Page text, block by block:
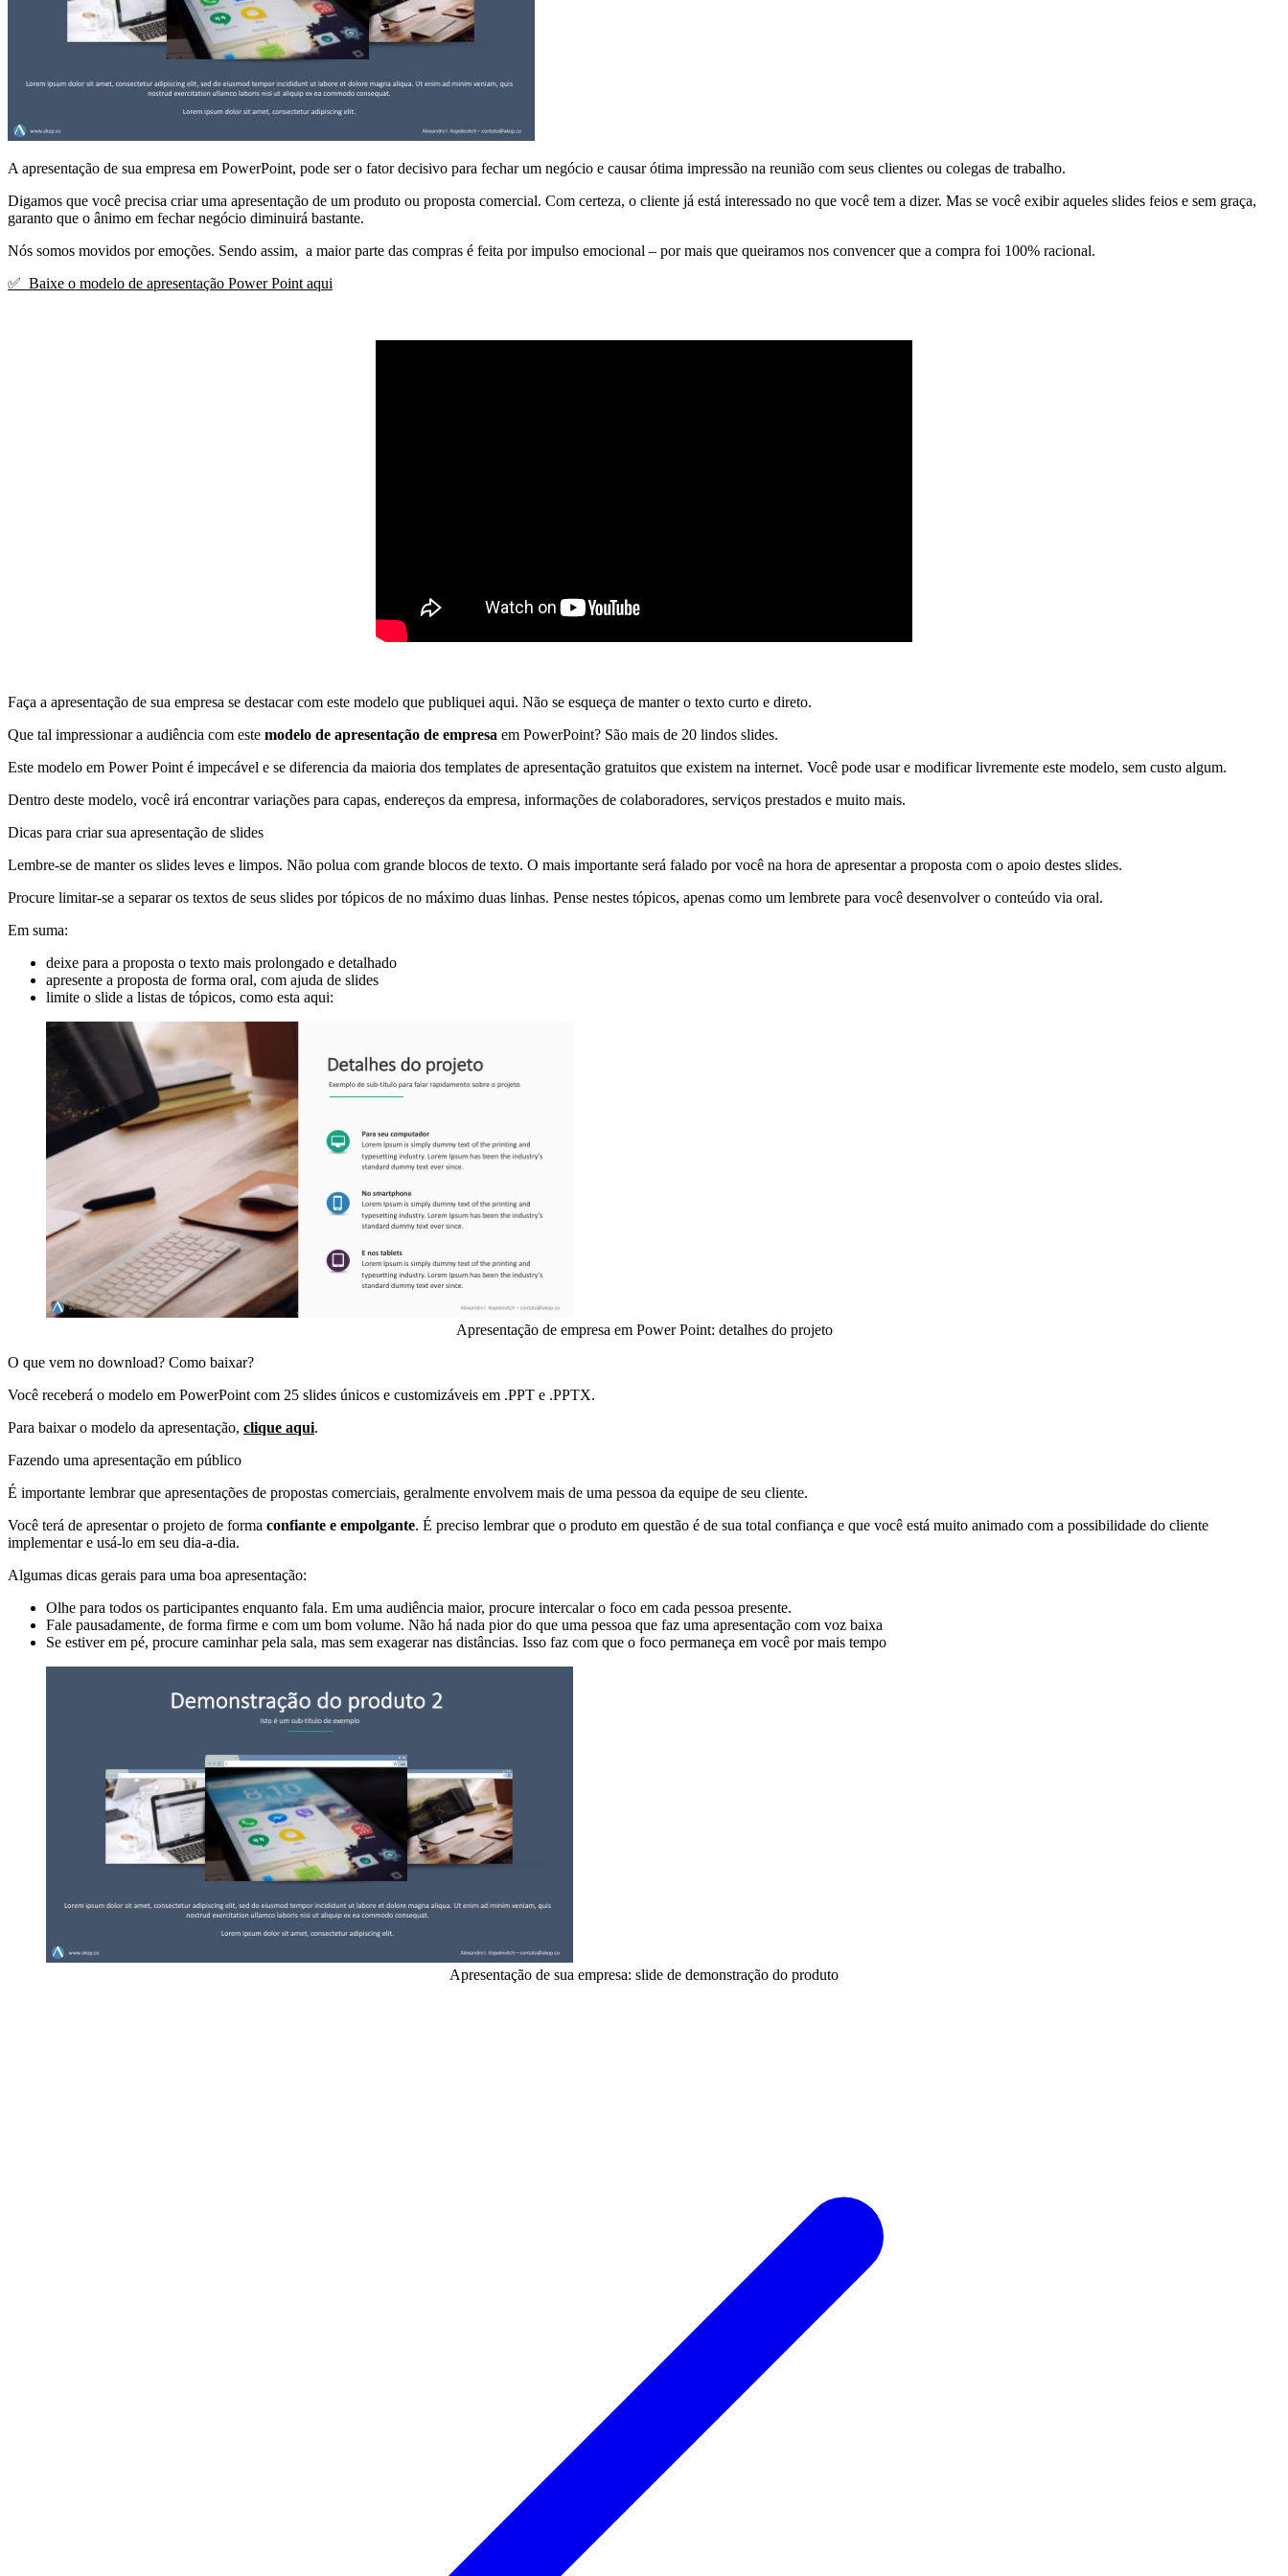
A apresentação de sua empresa em PowerPoint, pode ser o fator decisivo para fechar um negócio e causar ótima impressão na reunião com seus clientes ou colegas de trabalho.
Digamos que você precisa criar uma apresentação de um produto ou proposta comercial. Com certeza, o cliente já está interessado no que você tem a dizer. Mas se você exibir aqueles slides feios e sem graça,
garanto que o ânimo em fechar negócio diminuirá bastante.
Nós somos movidos por emoções. Sendo assim, a maior parte das compras é feita por impulso emocional – por mais que queiramos nos convencer que a compra foi 100% racional.
✅ Baixe o modelo de apresentação Power Point aqui
Faça a apresentação de sua empresa se destacar com este modelo que publiquei aqui. Não se esqueça de manter o texto curto e direto.
Que tal impressionar a audiência com este modelo de apresentação de empresa em PowerPoint? São mais de 20 lindos slides.
Este modelo em Power Point é impecável e se diferencia da maioria dos templates de apresentação gratuitos que existem na internet. Você pode usar e modificar livremente este modelo, sem custo algum.
Dentro deste modelo, você irá encontrar variações para capas, endereços da empresa, informações de colaboradores, serviços prestados e muito mais.
Dicas para criar sua apresentação de slides
Lembre-se de manter os slides leves e limpos. Não polua com grande blocos de texto. O mais importante será falado por você na hora de apresentar a proposta com o apoio destes slides.
Procure limitar-se a separar os textos de seus slides por tópicos de no máximo duas linhas. Pense nestes tópicos, apenas como um lembrete para você desenvolver o conteúdo via oral.
Em suma:
deixe para a proposta o texto mais prolongado e detalhado
apresente a proposta de forma oral, com ajuda de slides
limite o slide a listas de tópicos, como esta aqui:
Apresentação de empresa em Power Point: detalhes do projeto
O que vem no download? Como baixar?
Você receberá o modelo em PowerPoint com 25 slides únicos e customizáveis em .PPT e .PPTX.
Para baixar o modelo da apresentação, clique aqui.
Fazendo uma apresentação em público
É importante lembrar que apresentações de propostas comerciais, geralmente envolvem mais de uma pessoa da equipe de seu cliente.
Você terá de apresentar o projeto de forma confiante e empolgante. É preciso lembrar que o produto em questão é de sua total confiança e que você está muito animado com a possibilidade do cliente
implementar e usá-lo em seu dia-a-dia.
Algumas dicas gerais para uma boa apresentação:
Olhe para todos os participantes enquanto fala. Em uma audiência maior, procure intercalar o foco em cada pessoa presente.
Fale pausadamente, de forma firme e com um bom volume. Não há nada pior do que uma pessoa que faz uma apresentação com voz baixa
Se estiver em pé, procure caminhar pela sala, mas sem exagerar nas distâncias. Isso faz com que o foco permaneça em você por mais tempo
Apresentação de sua empresa: slide de demonstração do produto